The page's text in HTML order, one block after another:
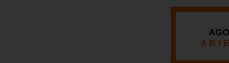
A B I